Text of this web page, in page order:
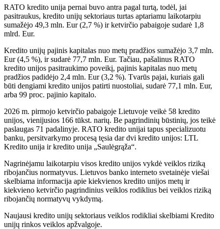
RATO kredito unija pernai buvo antra pagal turtą, todėl, jai
pasitraukus, kredito unijų sektoriaus turtas aptariamu laikotarpiu
sumažėjo 49,3 mln. Eur (2,7 %) ir ketvirčio pabaigoje sudarė 1,8
mlrd. Eur.
Kredito unijų pajinis kapitalas nuo metų pradžios sumažėjo 3,7 mln.
Eur (4,5 %), ir sudarė 77,7 mln. Eur. Tačiau, pašalinus RATO
kredito unijos pasitraukimo poveikį, pajinis kapitalas nuo metų
pradžios padidėjo 2,4 mln. Eur (3,2 %). Tvarūs pajai, kuriais gali
būti dengiami kredito unijos patirti nuostoliai, sudarė 77,1 mln. Eur,
arba 99 proc. pajinio kapitalo.
2026 m. pirmojo ketvirčio pabaigoje Lietuvoje veikė 58 kredito
unijos, vienijusios 166 tūkst. narių. Be pagrindinių būstinių, jos teikė
paslaugas 71 padalinyje. RATO kredito unijai tapus specializuotu
banku, persitvarkymo procesą tęsia dar dvi kredito unijos: LTL
Kredito unija ir kredito unija „Saulėgrąža“.
Nagrinėjamu laikotarpiu visos kredito unijos vykdė veiklos riziką
ribojančius normatyvus. Lietuvos banko interneto svetainėje viešai
skelbiama informacija apie kiekvienos kredito unijos metų ir
kiekvieno ketvirčio pagrindinius veiklos rodiklius bei veiklos riziką
ribojančių normatyvų vykdymą.
Naujausi kredito unijų sektoriaus veiklos rodikliai skelbiami Kredito
unijų rinkos veiklos apžvalgoje.